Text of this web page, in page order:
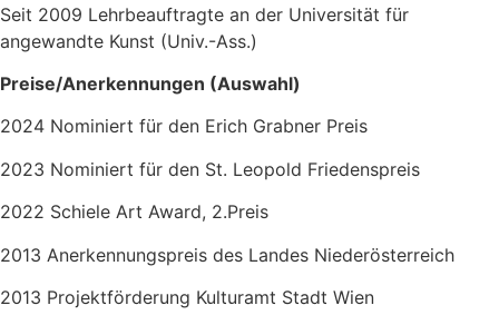
Seit 2009 Lehrbeauftragte an der Universität für
angewandte Kunst (Univ.-Ass.)
Preise/Anerkennungen (Auswahl)
2024 Nominiert für den Erich Grabner Preis
2023 Nominiert für den St. Leopold Friedenspreis
2022 Schiele Art Award, 2.Preis
2013 Anerkennungspreis des Landes Niederösterreich
2013 Projektförderung Kulturamt Stadt Wien